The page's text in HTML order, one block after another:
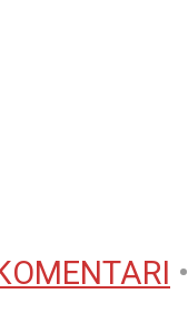
•